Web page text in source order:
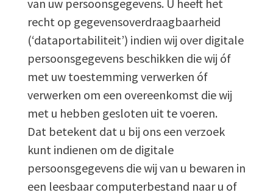
van uw persoonsgegevens. U heeft het
recht op gegevensoverdraagbaarheid
(‘dataportabiliteit’) indien wij over digitale
persoonsgegevens beschikken die wij óf
met uw toestemming verwerken óf
verwerken om een overeenkomst die wij
met u hebben gesloten uit te voeren.
Dat betekent dat u bij ons een verzoek
kunt indienen om de digitale
persoonsgegevens die wij van u bewaren in
een leesbaar computerbestand naar u of